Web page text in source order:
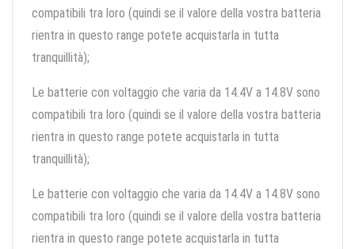
compatibili tra loro (quindi se il valore della vostra batteria
rientra in questo range potete acquistarla in tutta
tranquillità);
Le batterie con voltaggio che varia da 14.4V a 14.8V sono
compatibili tra loro (quindi se il valore della vostra batteria
rientra in questo range potete acquistarla in tutta
tranquillità);
Le batterie con voltaggio che varia da 14.4V a 14.8V sono
compatibili tra loro (quindi se il valore della vostra batteria
rientra in questo range potete acquistarla in tutta